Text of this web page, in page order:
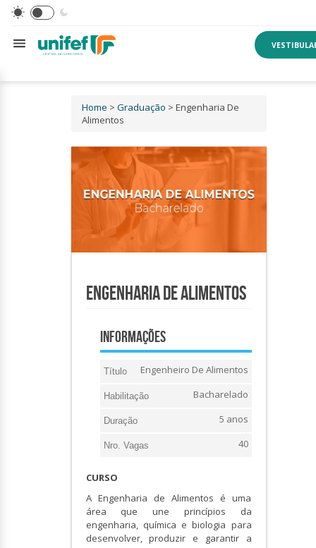
Home > Graduação > Engenharia De
Alimentos
ENGENHARIA DE ALIMENTOS
Informações
Título Engenheiro De Alimentos
Habilitação Bacharelado
Duração 5 anos
Nro. Vagas 40
CURSO
A Engenharia de Alimentos é uma
área que une princípios da
engenharia, química e biologia para
desenvolver, produzir e garantir a